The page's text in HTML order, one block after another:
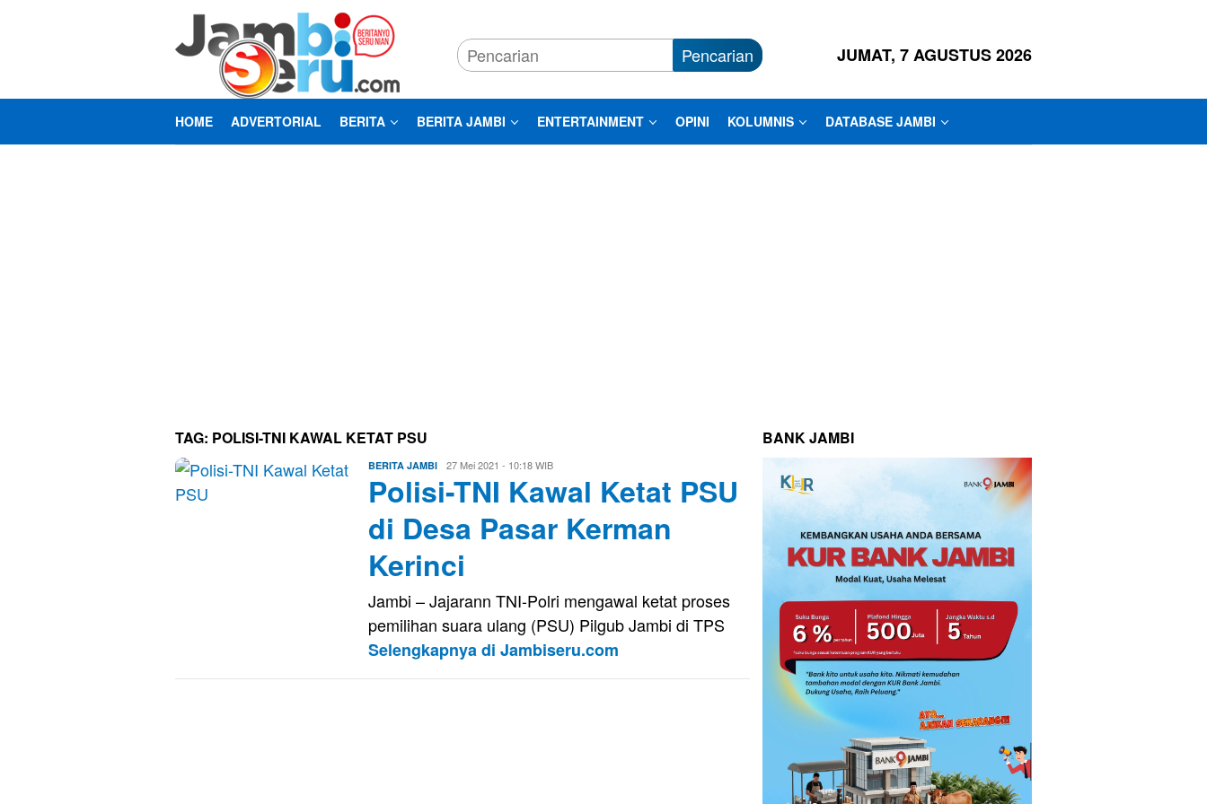
Pencarian JUMAT, 7 AGUSTUS 2026
HOME ADVERTORIAL BERITA BERITA JAMBI ENTERTAINMENT OPINI KOLUMNIS DATABASE JAMBI
TAG: POLISI-TNI KAWAL KETAT PSU
BERITA JAMBI Eri
Saputra
27 Mei 2021 - 10:18 WIB
Polisi-TNI Kawal Ketat PSU
di Desa Pasar Kerman
Kerinci
Jambi – Jajarann TNI-Polri mengawal ketat proses
pemilihan suara ulang (PSU) Pilgub Jambi di TPS
Selengkapnya di Jambiseru.com
BANK JAMBI